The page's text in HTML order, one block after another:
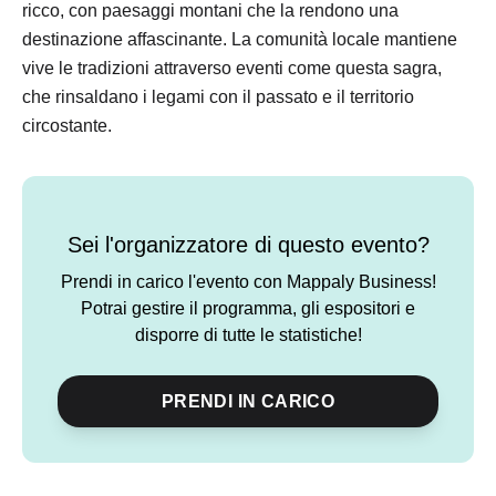
ricco, con paesaggi montani che la rendono una
destinazione affascinante. La comunità locale mantiene
vive le tradizioni attraverso eventi come questa sagra,
che rinsaldano i legami con il passato e il territorio
circostante.
Sei l'organizzatore di questo evento?
Prendi in carico l'evento con Mappaly Business!
Potrai gestire il programma, gli espositori e
disporre di tutte le statistiche!
PRENDI IN CARICO